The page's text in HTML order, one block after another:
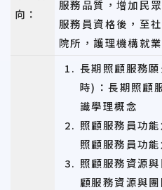
向：
服務品質，增加民
服務員資格後，至
院所，護理機構就業
長期照顧服務
時)：長期照顧
識學理概念
照顧服務員功
照顧服務員功
照顧服務資源
顧服務資源與